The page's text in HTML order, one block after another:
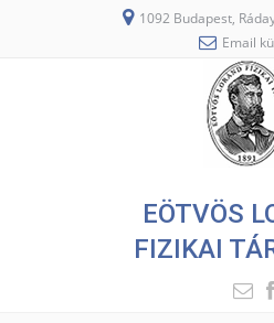
1092 Budapest,
Email
EÖTVÖS
FIZIKAI